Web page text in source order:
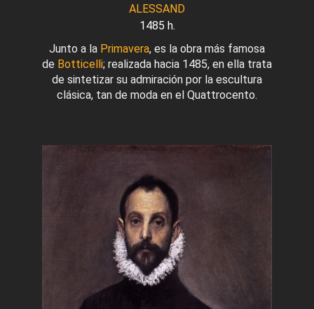
ALESSAND
1485 h.
Junto a la Primavera, es la obra más famosa
de Botticelli; realizada hacia 1485, en ella trata
de sintetizar su admiración por la escultura
clásica, tan de moda en el Quattrocento.